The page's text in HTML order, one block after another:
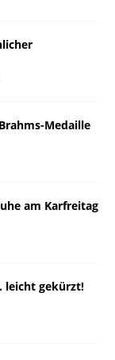
Medaille
am Karfreitag
leicht gekürzt!